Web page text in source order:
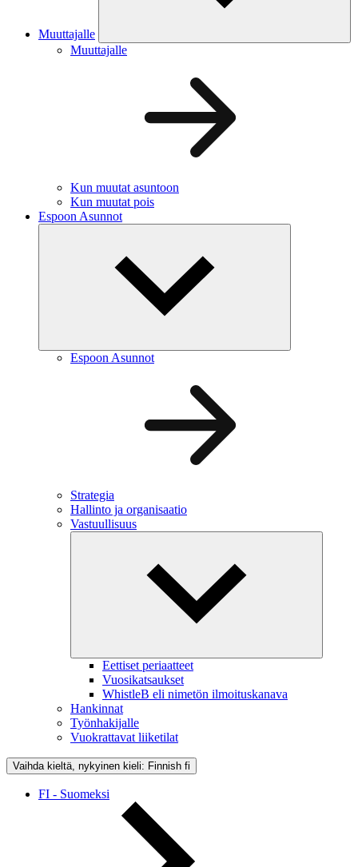
Muuttajalle
Muuttajalle
Kun muutat asuntoon
Kun muutat pois
Espoon Asunnot
Espoon Asunnot
Strategia
Hallinto ja organisaatio
Vastuullisuus
Eettiset periaatteet
Vuosikatsaukset
WhistleB eli nimetön ilmoituskanava
Hankinnat
Työnhakijalle
Vuokrattavat liiketilat
Vaihda kieltä, nykyinen kieli: Finnish fi
FI - Suomeksi